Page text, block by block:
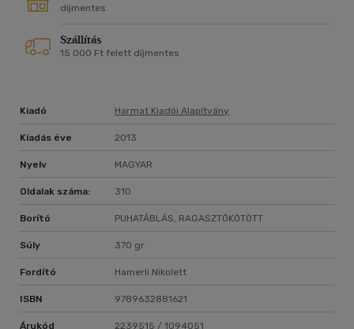
díjmentes
Szállítás
15 000 Ft felett díjmentes
Kiadó Harmat Kiadói Alapítvány
Kiadás éve 2013
Nyelv MAGYAR
Oldalak száma: 310
Borító PUHATÁBLÁS, RAGASZTÓKÖTÖTT
Súly 370 gr
Fordító Hamerli Nikolett
ISBN 9789632881621
Árukód 2239515 / 1094051